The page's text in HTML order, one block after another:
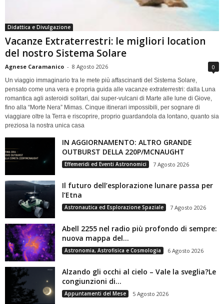
Didattica e Divulgazione
Vacanze Extraterrestri: le migliori location
del nostro Sistema Solare
Agnese Caramanico - 8 Agosto 2026 0
Un viaggio immaginario tra le mete più affascinanti del Sistema Solare,
pensato come una vera e propria guida alle vacanze extraterrestri: dalla Luna
romantica agli asteroidi solitari, dai super-vulcani di Marte alle lune di Giove,
fino alla “Morte Nera” Mimas. Cinque itinerari impossibili, per sognare di
viaggiare oltre la Terra e riscoprire, proprio guardandola da lontano, quanto sia
preziosa la nostra unica casa
IN AGGIORNAMENTO: ALTRO GRANDE
OUTBURST DELLA 220P/MCNAUGHT
Effemeridi ed Eventi Astronomici 7 Agosto 2026
Il futuro dell’esplorazione lunare passa per
l’Etna
Astronautica ed Esplorazione Spaziale 7 Agosto 2026
Abell 2255 nel radio più profondo di sempre:
nuova mappa del...
Astronomia, Astrofisica e Cosmologia 6 Agosto 2026
Alzando gli occhi al cielo – Vale la sveglia?Le
congiunzioni di...
Appuntamenti del Mese 5 Agosto 2026